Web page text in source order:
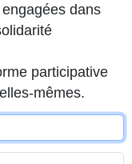
dans
participative
mêmes.